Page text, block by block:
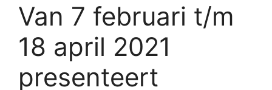
Van 7 februari t/m
18 april 2021
presenteert